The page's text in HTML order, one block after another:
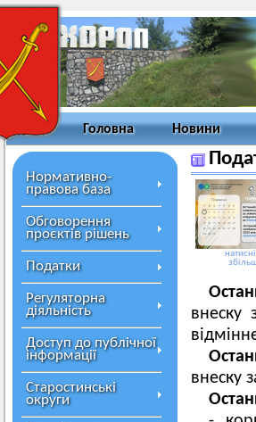
Головна Новини
Нормативно-
правова база
Обговорення
проєктів рішень
Податки
Регуляторна
діяльність
Доступ до публічної
інформації
Старостинські
округи
внеску
внеску